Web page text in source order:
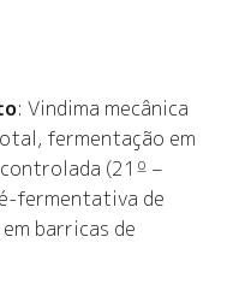
: Vindima mecânica
fermentação em
(21º –
fermentativa de
barricas de